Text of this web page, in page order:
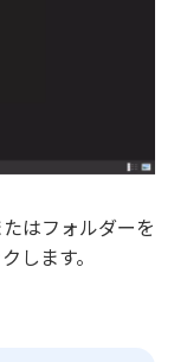
はフォルダーを
します。